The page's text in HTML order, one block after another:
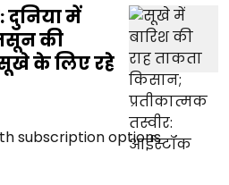
दुनिया में
की
के लिए रहे